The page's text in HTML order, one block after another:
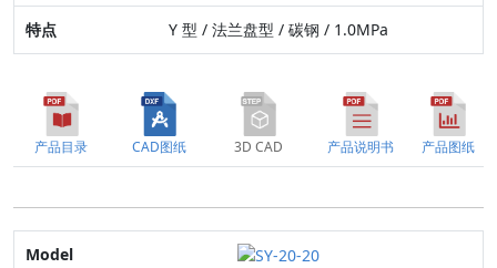
Y 型 / 法兰盘型 / 碳钢 / 1.0MPa
产品目录 CAD图纸 3D CAD 产品说明书 产品图纸
Model